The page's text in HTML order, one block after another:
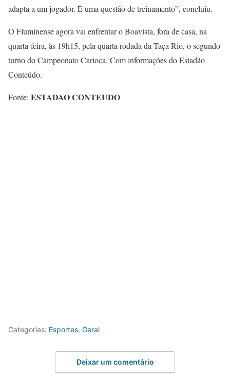
adapta a um jogador. É uma questão de treinamento”, concluiu.
O Fluminense agora vai enfrentar o Boavista, fora de casa, na
quarta-feira, às 19h15, pela quarta rodada da Taça Rio, o segundo
turno do Campeonato Carioca. Com informações do Estadão
Conteúdo.
Fonte: ESTADAO CONTEUDO
Categorias: Esportes, Geral
Deixar um comentário